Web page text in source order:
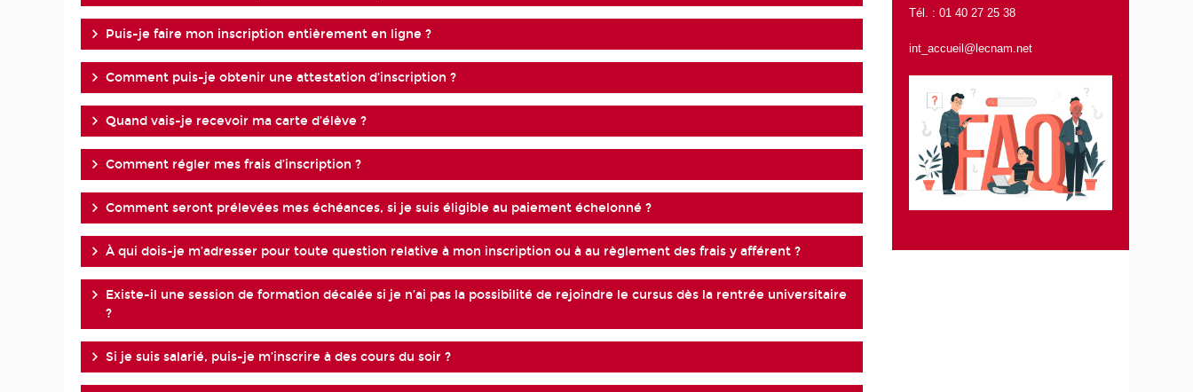
Puis-je faire mon inscription entièrement en ligne ?
Comment puis-je obtenir une attestation d’inscription ?
Quand vais-je recevoir ma carte d’élève ?
Comment régler mes frais d’inscription ?
Comment seront prélevées mes échéances, si je suis éligible au paiement échelonné ?
À qui dois-je m’adresser pour toute question relative à mon inscription ou à au règlement des frais y afférent ?
Existe-il une session de formation décalée si je n’ai pas la possibilité de rejoindre le cursus dès la rentrée universitaire
?
Si je suis salarié, puis-je m’inscrire à des cours du soir ?
Tél. : 01 40 27 25 38
int_accueil@lecnam.net